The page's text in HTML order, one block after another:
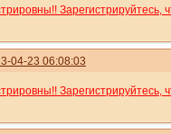
Зарегистрируйтесь,
04-23 06:08:03
Зарегистрируйтесь,